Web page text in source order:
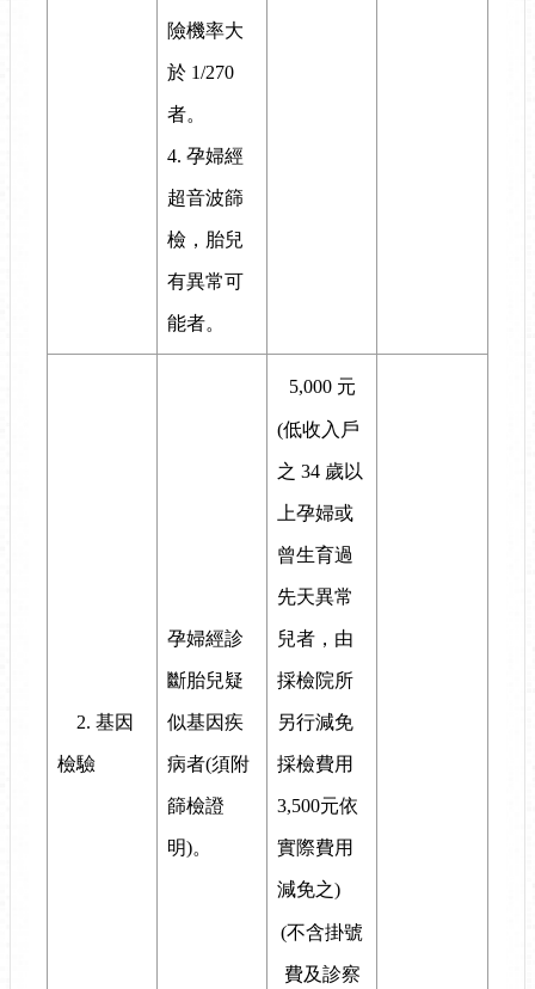
險機率大
於 1/270
者。
4. 孕婦經
超音波篩
檢，胎兒
有異常可
能者。
2. 基因
檢驗
孕婦經診
斷胎兒疑
似基因疾
病者(須附
篩檢證
明)。
5,000 元
(低收入戶
之 34 歲以
上孕婦或
曾生育過
先天異常
兒者，由
採檢院所
另行減免
採檢費用
3,500元依
實際費用
減免之)
(不含掛號
費及診察